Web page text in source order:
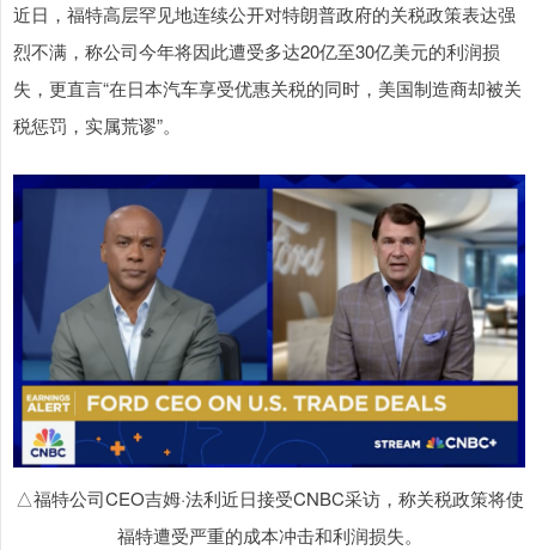
近日，福特高层罕见地连续公开对特朗普政府的关税政策表达强
烈不满，称公司今年将因此遭受多达20亿至30亿美元的利润损
失，更直言“在日本汽车享受优惠关税的同时，美国制造商却被关
税惩罚，实属荒谬”。
△福特公司CEO吉姆·法利近日接受CNBC采访，称关税政策将使
福特遭受严重的成本冲击和利润损失。